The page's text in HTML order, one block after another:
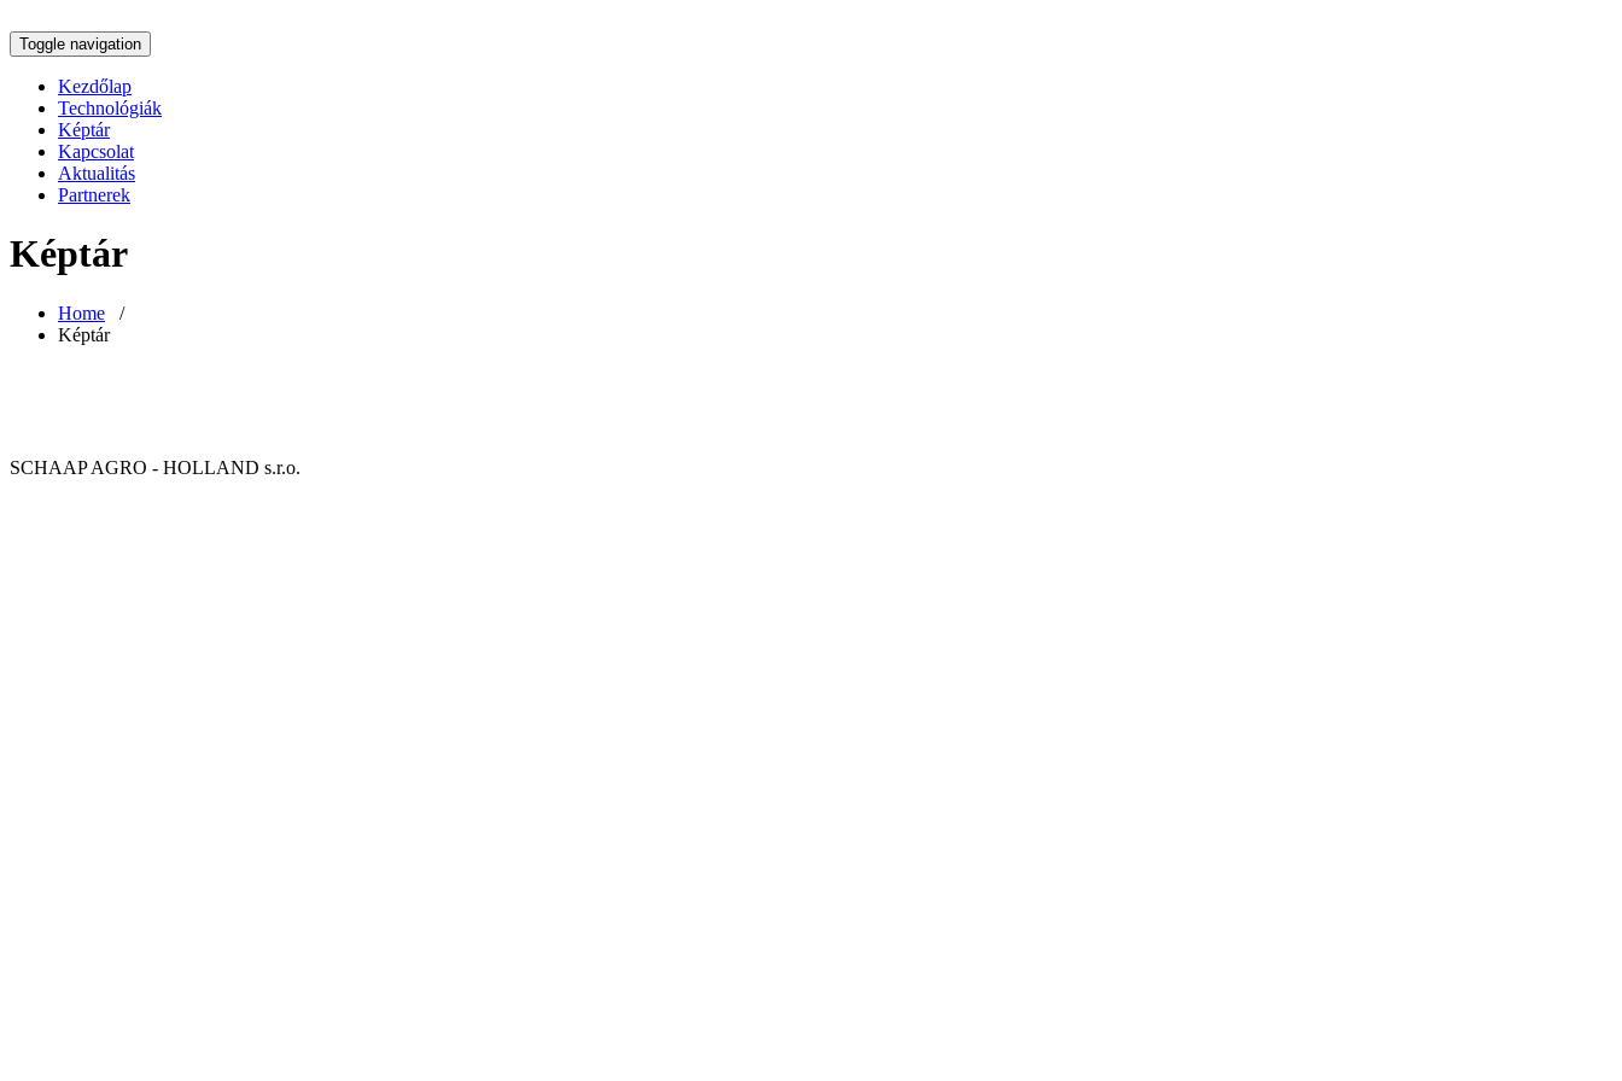
Toggle navigation
Kezdőlap
Technológiák
Képtár
Kapcsolat
Aktualitás
Partnerek
Képtár
Home /
Képtár
SCHAAP AGRO - HOLLAND s.r.o.